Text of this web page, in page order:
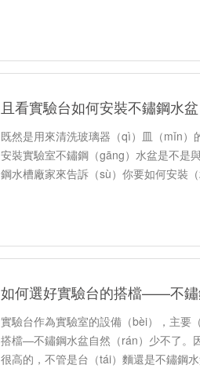
且看實驗台如何安裝不鏽鋼水盆
既然是用來清洗玻璃器（qì）皿（mǐn）
安裝實驗室不鏽鋼（gāng）水盆是不是
鋼水槽廠家來告訴（sù）你要如何安裝（
如何選好實驗台的搭檔——不鏽
實驗台作為實驗室的設備（bèi），主要
搭檔—不鏽鋼水盆自然（rán）少不了。
很高的，不管是台（tái）麵還是不鏽鋼